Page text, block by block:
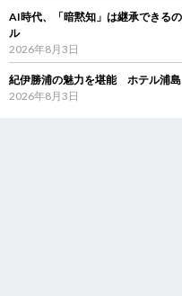
AI時代、「暗黙知」は継承できる
ル
2026年8月3日
紀伊勝浦の魅力を堪能 ホテル浦
2026年8月3日